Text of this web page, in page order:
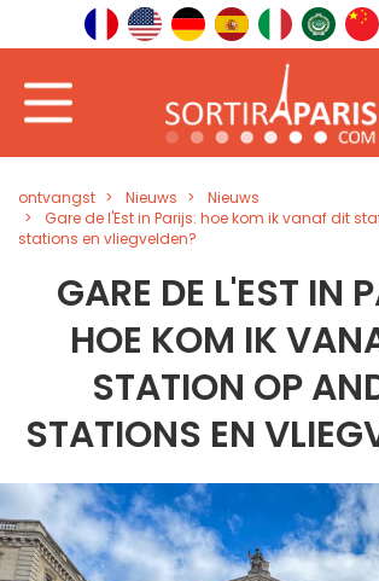
ontvangst Nieuws
Nieuws
Gare de l'Est in Parijs: hoe kom ik vanaf dit
stations en vliegvelden?
GARE DE L'EST IN
HOE KOM IK
STATION OP
STATIONS EN